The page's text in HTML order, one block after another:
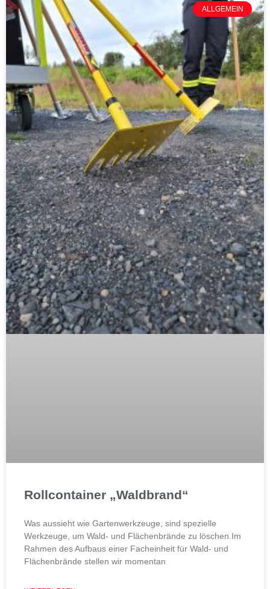
ALLGEMEIN
Rollcontainer „Waldbrand“
Was aussieht wie Gartenwerkzeuge, sind spezielle
Werkzeuge, um Wald- und Flächenbrände zu löschen.Im
Rahmen des Aufbaus einer Facheinheit für Wald- und
Flächenbrände stellen wir momentan